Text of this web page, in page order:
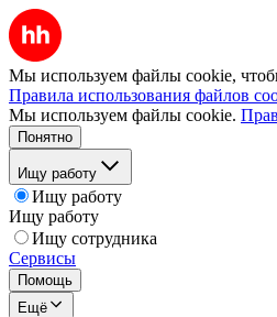
Мы используем файлы cookie,
Правила использования файлов
Мы используем файлы cookie.
Понятно
Ищу работу
Ищу работу
Ищу работу
Ищу сотрудника
Сервисы
Помощь
Ещё